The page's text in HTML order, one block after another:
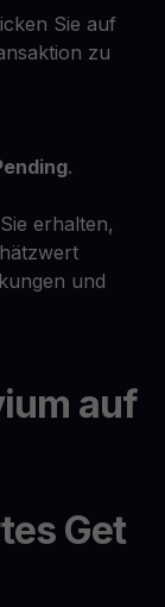
Sie auf
zu
.
erhalten,
und
auf
Get